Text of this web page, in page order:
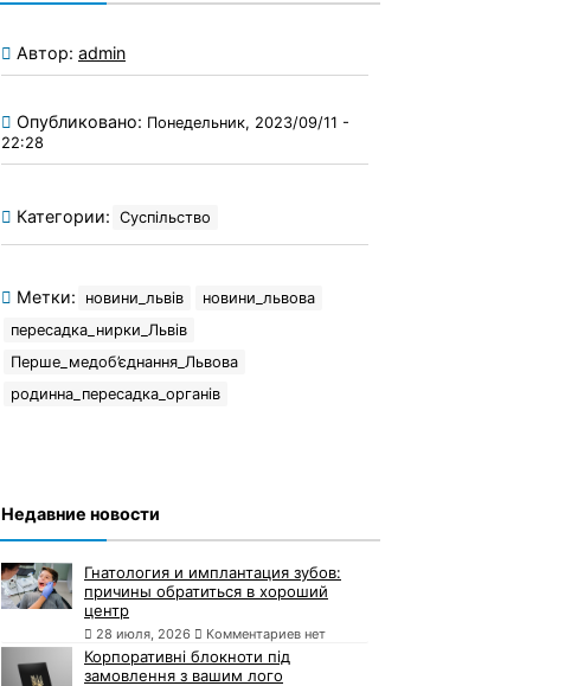
Автор: admin
Опубликовано: Понедельник, 2023/09/11 -
22:28
Категории: Суспільство
Метки: новини_львів
новини_львова
пересадка_нирки_Львів
Перше_медоб’єднання_Львова
родинна_пересадка_органів
Недавние новости
Гнатология и имплантация зубов:
причины обратиться в хороший
центр
28 июля, 2026 Комментариев нет
Корпоративні блокноти під
замовлення з вашим лого